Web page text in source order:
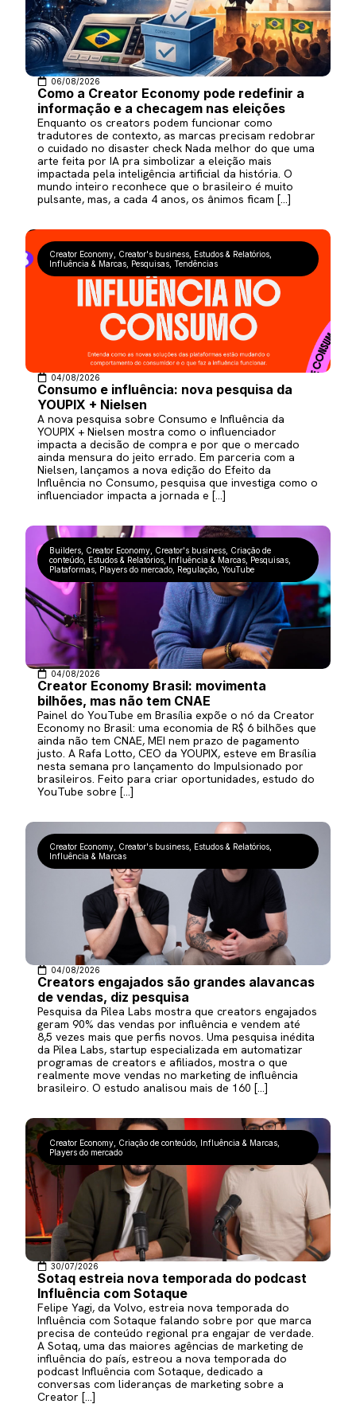
06/08/2026
Como a Creator Economy pode redefinir a
informação e a checagem nas eleições
Enquanto os creators podem funcionar como
tradutores de contexto, as marcas precisam redobrar
o cuidado no disaster check Nada melhor do que uma
arte feita por IA pra simbolizar a eleição mais
impactada pela inteligência artificial da história. O
mundo inteiro reconhece que o brasileiro é muito
pulsante, mas, a cada 4 anos, os ânimos ficam […]
Creator Economy Creator's business Estudos & Relatórios
Influência & Marcas Pesquisas ,Tendências
04/08/2026
Consumo e influência: nova pesquisa da
YOUPIX + Nielsen
A nova pesquisa sobre Consumo e Influência da
YOUPIX + Nielsen mostra como o influenciador
impacta a decisão de compra e por que o mercado
ainda mensura do jeito errado. Em parceria com a
Nielsen, lançamos a nova edição do Efeito da
Influência no Consumo, pesquisa que investiga como o
influenciador impacta a jornada e […]
Builders Creator Economy Creator's business Criação de
conteúdo Estudos & Relatórios Influência & Marcas Pesquisas
Plataformas Players do mercado Regulação ,YouTube
04/08/2026
Creator Economy Brasil: movimenta
bilhões, mas não tem CNAE
Painel do YouTube em Brasília expõe o nó da Creator
Economy no Brasil: uma economia de R$ 6 bilhões que
ainda não tem CNAE, MEI nem prazo de pagamento
justo. A Rafa Lotto, CEO da YOUPIX, esteve em Brasília
nesta semana pro lançamento do Impulsionado por
brasileiros. Feito para criar oportunidades, estudo do
YouTube sobre […]
Creator Economy Creator's business Estudos & Relatórios
Influência & Marcas
04/08/2026
Creators engajados são grandes alavancas
de vendas, diz pesquisa
Pesquisa da Pilea Labs mostra que creators engajados
geram 90% das vendas por influência e vendem até
8,5 vezes mais que perfis novos. Uma pesquisa inédita
da Pilea Labs, startup especializada em automatizar
programas de creators e afiliados, mostra o que
realmente move vendas no marketing de influência
brasileiro. O estudo analisou mais de 160 […]
Creator Economy Criação de conteúdo Influência & Marcas
Players do mercado
30/07/2026
Sotaq estreia nova temporada do podcast
Influência com Sotaque
Felipe Yagi, da Volvo, estreia nova temporada do
Influência com Sotaque falando sobre por que marca
precisa de conteúdo regional pra engajar de verdade.
A Sotaq, uma das maiores agências de marketing de
influência do país, estreou a nova temporada do
podcast Influência com Sotaque, dedicado a
conversas com lideranças de marketing sobre a
Creator […]